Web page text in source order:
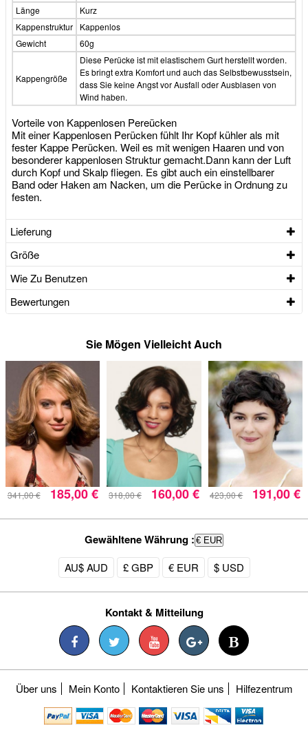
Länge
Kurz
Kappenstruktur
Kappenlos
Gewicht
60g
Kappengröße
Diese Perücke ist mit elastischem Gurt herstellt worden.
Es bringt extra Komfort und auch das Selbstbewusstsein,
dass Sie keine Angst vor Ausfall oder Ausblasen von
Wind haben.
Vorteile von Kappenlosen Pereücken
Mit einer Kappenlosen Perücken fühlt Ihr Kopf kühler als mit
fester Kappe Perücken. Weil es mit wenigen Haaren und von
besonderer kappenlosen Struktur gemacht.Dann kann der Luft
durch Kopf und Skalp fliegen. Es gibt auch ein einstellbarer
Band oder Haken am Nacken, um die Perücke in Ordnung zu
festen.
Lieferung
Größe
Wie Zu Benutzen
Bewertungen
Sie Mögen Vielleicht Auch
341,00 € 185,00 € 318,00 € 160,00 € 423,00 € 191,00 €
Gewähltene Währung : € EUR
AU$ AUD £ GBP € EUR $ USD
Kontakt & Mitteilung
Über uns Mein Konto Kontaktieren Sie uns Hilfezentrum